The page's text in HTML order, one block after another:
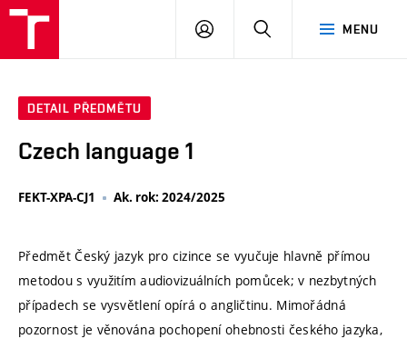
MENU
PŘIHLÁSIT
DETAIL PŘEDMĚTU
Czech language 1
FEKT-XPA-CJ1 Ak. rok: 2024/2025
Předmět Český jazyk pro cizince se vyučuje hlavně přímou
metodou s využitím audiovizuálních pomůcek; v nezbytných
případech se vysvětlení opírá o angličtinu. Mimořádná
pozornost je věnována pochopení ohebnosti českého jazyka,